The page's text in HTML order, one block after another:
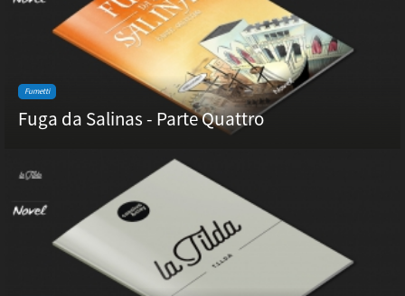
Fumetti
Fuga da Salinas - Parte Quattro